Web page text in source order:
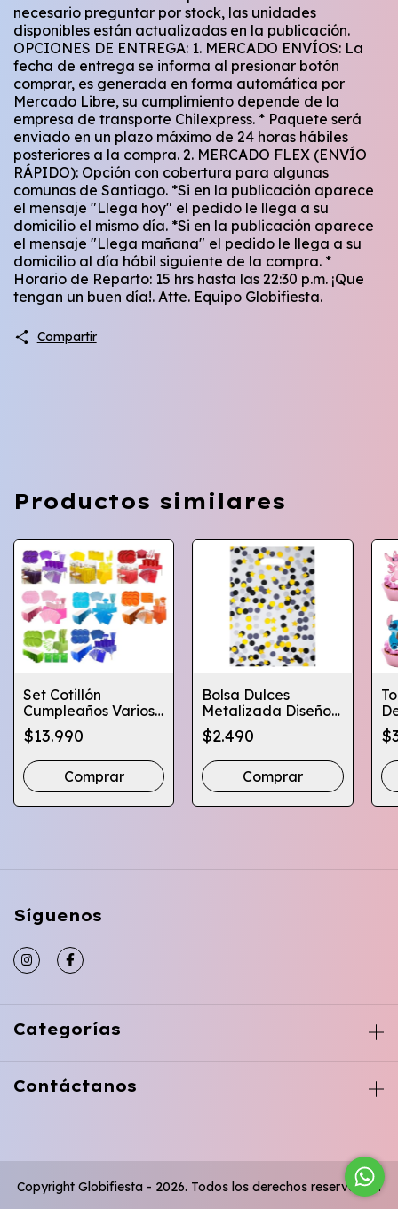
necesario preguntar por stock, las unidades
disponibles están actualizadas en la publicación.
OPCIONES DE ENTREGA: 1. MERCADO ENVÍOS: La
fecha de entrega se informa al presionar botón
comprar, es generada en forma automática por
Mercado Libre, su cumplimiento depende de la
empresa de transporte Chilexpress. * Paquete será
enviado en un plazo máximo de 24 horas hábiles
posteriores a la compra. 2. MERCADO FLEX (ENVÍO
RÁPIDO): Opción con cobertura para algunas
comunas de Santiago. *Si en la publicación aparece
el mensaje "Llega hoy" el pedido le llega a su
domicilio el mismo día. *Si en la publicación aparece
el mensaje "Llega mañana" el pedido le llega a su
domicilio al día hábil siguiente de la compra. *
Horario de Reparto: 15 hrs hasta las 22:30 p.m. ¡Que
tengan un buen día!. Atte. Equipo Globifiesta.
Compartir
Productos similares
Set Cotillón
Cumpleaños Varios
Colores X10 +
Mantel + Faldon
$13.990
Comprar
Bolsa Dulces
Metalizada Diseño
Circulos Estrellas
Colores
$2.490
Comprar
Síguenos
Categorías
Contáctanos
Copyright Globifiesta - 2026. Todos los derechos reservados.